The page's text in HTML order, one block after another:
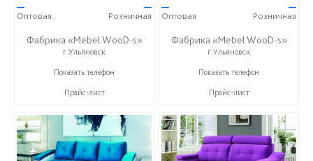
—
Оптовая
—
Розничная
Фабрика «Mebel WooD-s»
г.Ульяновск
+7 (906) 140-08-08
Показать телефон
Прайс-лист
—
Оптовая
—
Розничная
Фабрика «Mebel WooD-s»
г.Ульяновск
+7 (906) 140-08-08
Показать телефон
Прайс-лист